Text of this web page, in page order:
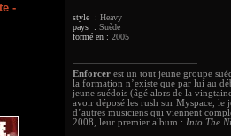
-
style : Heavy
pays : Suède
formé en : 2005
Enforcer est un tout jeune groupe
la formation n’existe que par lui au
jeune suédois (âgé alors de la
avoir déposé les rush sur Myspace,
d’autres musiciens qui viennent
2008, leur premier album : Into The